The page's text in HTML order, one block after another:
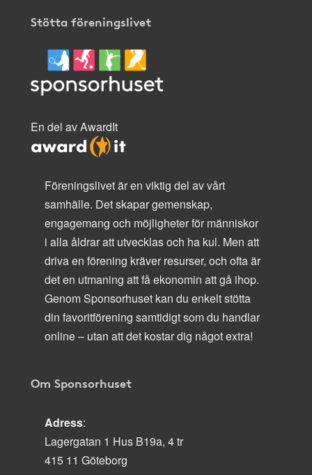
Stötta föreningslivet
En del av AwardIt
Föreningslivet är en viktig del av vårt
samhälle. Det skapar gemenskap,
engagemang och möjligheter för människor
i alla åldrar att utvecklas och ha kul. Men att
driva en förening kräver resurser, och ofta är
det en utmaning att få ekonomin att gå ihop.
Genom Sponsorhuset kan du enkelt stötta
din favoritförening samtidigt som du handlar
online – utan att det kostar dig något extra!
Om Sponsorhuset
Adress:
Lagergatan 1 Hus B19a, 4 tr
415 11 Göteborg